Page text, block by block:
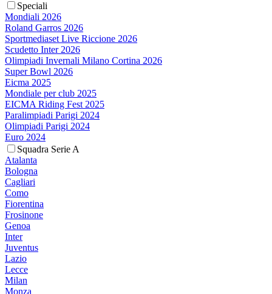
Speciali
Mondiali 2026
Roland Garros 2026
Sportmediaset Live Riccione 2026
Scudetto Inter 2026
Olimpiadi Invernali Milano Cortina 2026
Super Bowl 2026
Eicma 2025
Mondiale per club 2025
EICMA Riding Fest 2025
Paralimpiadi Parigi 2024
Olimpiadi Parigi 2024
Euro 2024
Squadra Serie A
Atalanta
Bologna
Cagliari
Como
Fiorentina
Frosinone
Genoa
Inter
Juventus
Lazio
Lecce
Milan
Monza